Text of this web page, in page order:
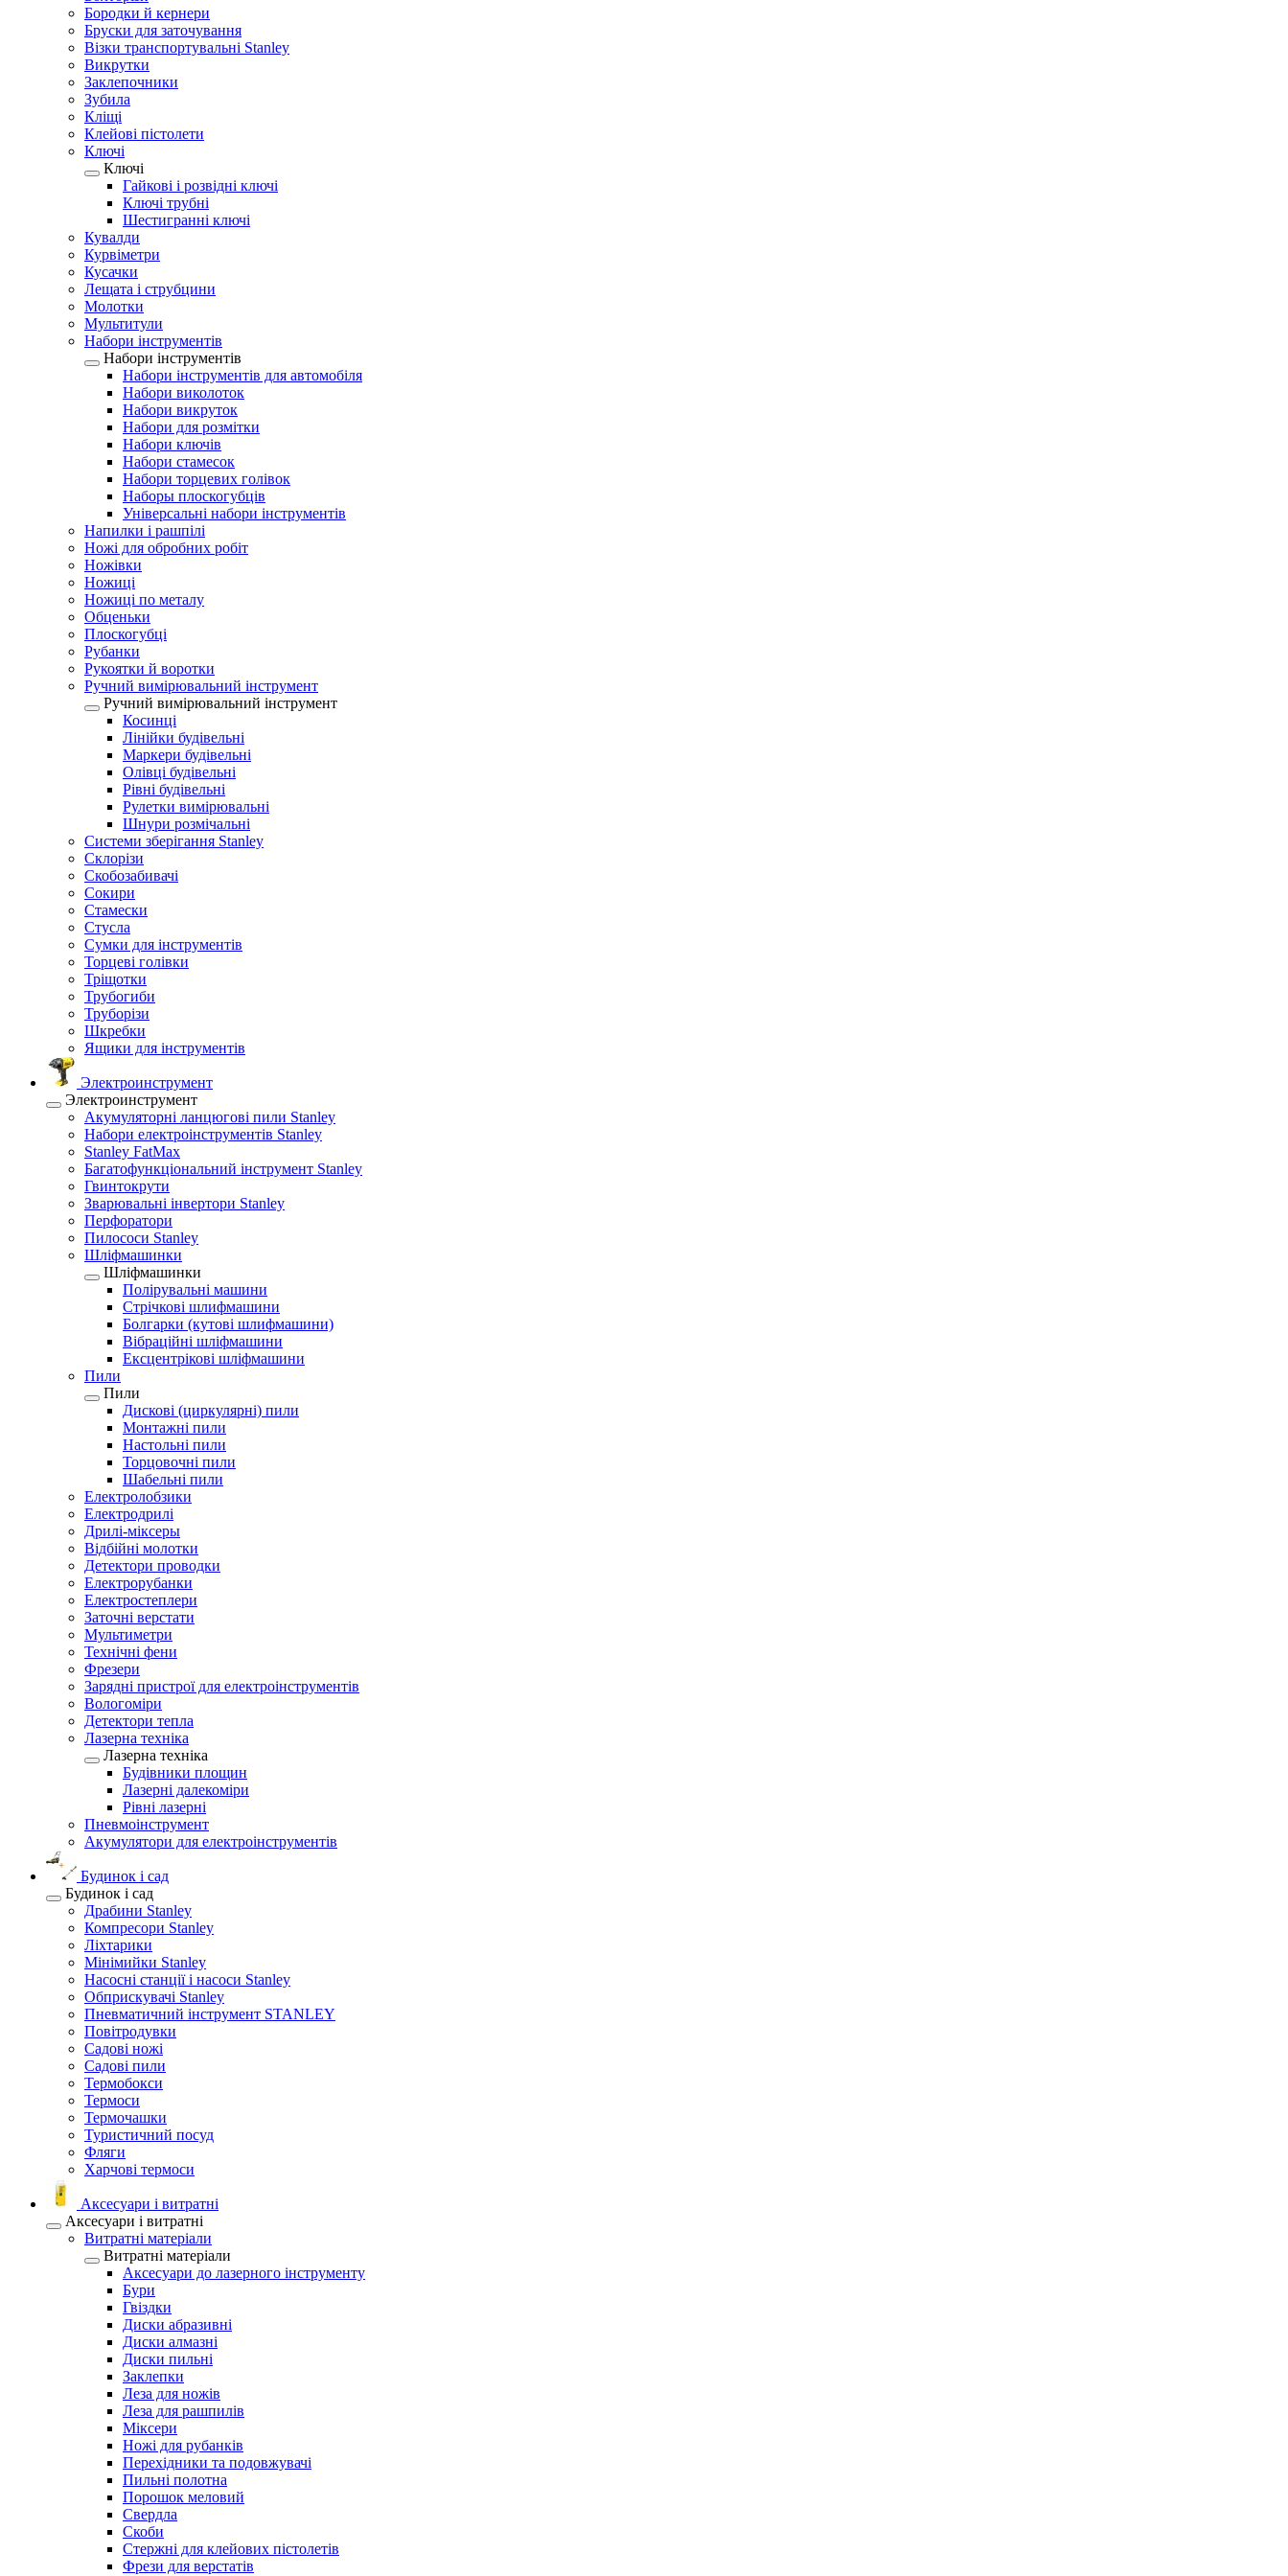
Бородки й кернери
Бруски для заточування
Візки транспортувальні Stanley
Викрутки
Заклепочники
Зубила
Кліщі
Клейові пістолети
Ключі
Ключі
Гайкові і розвідні ключі
Ключі трубні
Шестигранні ключі
Кувалди
Курвіметри
Кусачки
Лещата і струбцини
Молотки
Мультитули
Набори інструментів
Набори інструментів
Набори інструментів для автомобіля
Набори виколоток
Набори викруток
Набори для розмітки
Набори ключів
Набори стамесок
Набори торцевих голівок
Наборы плоскогубців
Універсальні набори інструментів
Напилки і рашпілі
Ножі для обробних робіт
Ножівки
Ножиці
Ножиці по металу
Обценьки
Плоскогубці
Рубанки
Рукоятки й воротки
Ручний вимірювальний інструмент
Ручний вимірювальний інструмент
Косинці
Лінійки будівельні
Маркери будівельні
Олівці будівельні
Рівні будівельні
Рулетки вимірювальні
Шнури розмічальні
Системи зберігання Stanley
Склорізи
Скобозабивачі
Сокири
Стамески
Стусла
Сумки для інструментів
Торцеві голівки
Тріщотки
Трубогиби
Труборізи
Шкребки
Ящики для інструментів
Электроинструмент
Электроинструмент
Акумуляторні ланцюгові пили Stanley
Набори електроінструментів Stanley
Stanley FatMax
Багатофункціональний інструмент Stanley
Гвинтокрути
Зварювальні інвертори Stanley
Перфоратори
Пилососи Stanley
Шліфмашинки
Шліфмашинки
Полірувальні машини
Стрічкові шлифмашини
Болгарки (кутові шлифмашини)
Вібраційні шліфмашини
Ексцентрікові шліфмашини
Пили
Пили
Дискові (циркулярні) пили
Монтажні пили
Настольні пили
Торцовочні пили
Шабельні пили
Електролобзики
Електродрилі
Дрилі-міксеры
Відбійні молотки
Детектори проводки
Електрорубанки
Електростеплери
Заточні верстати
Мультиметри
Технічні фени
Фрезери
Зарядні пристрої для електроінструментів
Вологоміри
Детектори тепла
Лазерна техніка
Лазерна техніка
Будівники площин
Лазерні далекоміри
Рівні лазерні
Пневмоінструмент
Акумулятори для електроінструментів
Будинок і сад
Будинок і сад
Драбини Stanley
Компресори Stanley
Ліхтарики
Мінімийки Stanley
Насосні станції і насоси Stanley
Обприскувачі Stanley
Пневматичний інструмент STANLEY
Повітродувки
Садові ножі
Садові пили
Термобокси
Термоси
Термочашки
Туристичний посуд
Фляги
Харчові термоси
Аксесуари і витратні
Аксесуари і витратні
Витратні матеріали
Витратні матеріали
Аксесуари до лазерного інструменту
Бури
Гвіздки
Диски абразивні
Диски алмазні
Диски пильні
Заклепки
Леза для ножів
Леза для рашпилів
Міксери
Ножі для рубанків
Перехідники та подовжувачі
Пильні полотна
Порошок меловий
Свердла
Скоби
Стержні для клейових пістолетів
Фрези для верстатів